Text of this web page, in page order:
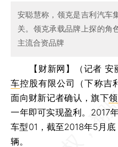
安聪慧称，领克是吉利汽车
关。领克承载品牌上探的角
主流合资品牌
【财新网】（记者 安
车控股有限公司（下称吉
面向财新记者确认，旗下
一年即可实现盈利。2017
车型01，截至2018年5月
辆。